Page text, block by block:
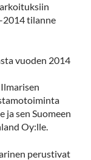
tilanne
vuoden 2014
sen Suomeen
Oy:lle.
perustivat